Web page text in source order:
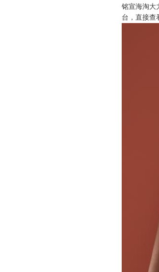
铭宣海淘大
台，直接查